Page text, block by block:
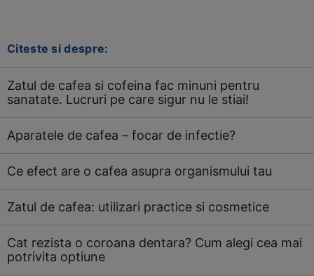
Citeste si despre:
Zatul de cafea si cofeina fac minuni pentru
sanatate. Lucruri pe care sigur nu le stiai!
Aparatele de cafea – focar de infectie?
Ce efect are o cafea asupra organismului tau
Zatul de cafea: utilizari practice si cosmetice
Cat rezista o coroana dentara? Cum alegi cea mai
potrivita optiune